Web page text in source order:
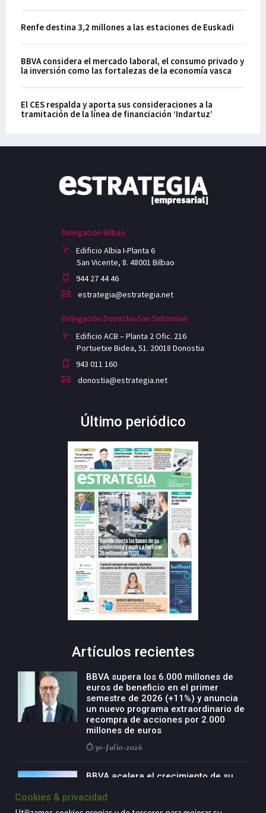
Renfe destina 3,2 millones a las estaciones de Euskadi
BBVA considera el mercado laboral, el consumo privado y
la inversión como las fortalezas de la economía vasca
El CES respalda y aporta sus consideraciones a la
tramitación de la línea de financiación ‘Indartuz’
Delegación Bilbao
Edificio Albia I-Planta 6
San Vicente, 8. 48001 Bilbao
944 27 44 46
estrategia@estrategia.net
Delegación Donostia-San Sebastian
Edificio ACB – Planta 2 Ofic. 216
Portuetxe Bidea, 51. 20018 Donostia
943 011 160
donostia@estrategia.net
Último periódico
Artículos recientes
BBVA supera los 6.000 millones de
euros de beneficio en el primer
semestre de 2026 (+11%) y anuncia
un nuevo programa extraordinario de
recompra de acciones por 2.000
millones de euros
30-Julio-2026
BBVA acelera el crecimiento de su
de especialización presente en siete
países
Cookies & privacidad